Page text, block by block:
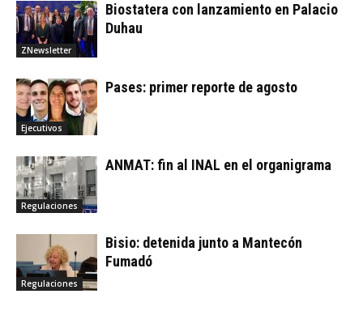
ZNewsletter
Biostatera con lanzamiento en Palacio
Duhau
Ejecutivos
Pases: primer reporte de agosto
Regulaciones
ANMAT: fin al INAL en el organigrama
Regulaciones
Bisio: detenida junto a Mantecón
Fumadó